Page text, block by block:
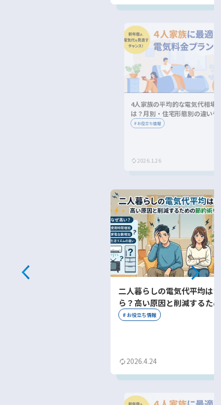
4人家族の平均的な電気代相場
は？月別・住宅形態別の違いや
約方法を紹介！
#お役立ち情報
2026.1.26
二人暮らしの電気代平均は
ら？高い原因と削減するた
約術を解説
# お役立ち情報
2026.4.24